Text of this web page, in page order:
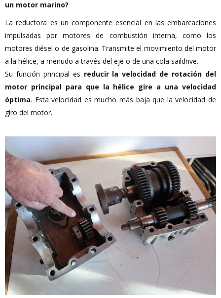
un motor marino?
La reductora es un componente esencial en las embarcaciones
impulsadas por motores de combustión interna, como los
motores diésel o de gasolina. Transmite el movimiento del motor
a la hélice, a menudo a través del eje o de una cola saildrive.
Su función principal es reducir la velocidad de rotación del
motor principal para que la hélice gire a una velocidad
óptima. Esta velocidad es mucho más baja que la velocidad de
giro del motor.